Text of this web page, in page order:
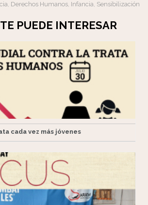
, Derechos Humanos, Infancia, Sensibilización
PUEDE INTERESAR
cada vez más jóvenes